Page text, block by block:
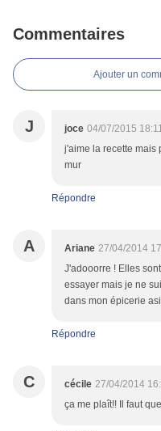
Commentaires
Ajouter un
J joce 04/07/2015
j'aime la recette mais
mur
Répondre
A Ariane 27/04/2014
J'adooorre ! Elles
essayer mais je ne
dans mon épicerie
Répondre
C cécile 27/04/2014
ça me plaît!! Il faut